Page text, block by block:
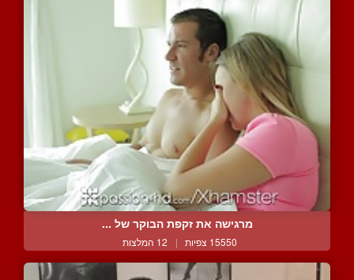
מרגישה את זקפת הבוקר של ...
15550 צפיות | 12 המלצות